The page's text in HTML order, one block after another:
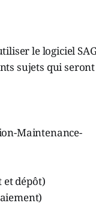
le logiciel
sujets qui seront
Maintenance-
et dépôt)